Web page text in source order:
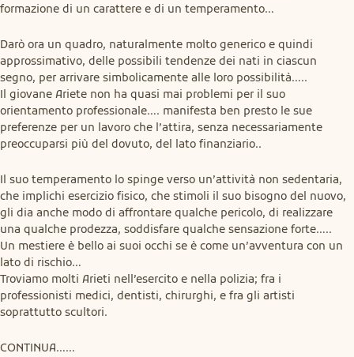
formazione di un carattere e di un temperamento…
Darò ora un quadro, naturalmente molto generico e quindi
approssimativo, delle possibili tendenze dei nati in ciascun
segno, per arrivare simbolicamente alle loro possibilità…..
Il giovane Ariete non ha quasi mai problemi per il suo
orientamento professionale…. manifesta ben presto le sue
preferenze per un lavoro che l’attira, senza necessariamente
preoccuparsi più del dovuto, del lato finanziario..
Il suo temperamento lo spinge verso un’attività non sedentaria,
che implichi esercizio fisico, che stimoli il suo bisogno del nuovo,
gli dia anche modo di affrontare qualche pericolo, di realizzare
una qualche prodezza, soddisfare qualche sensazione forte…..
Un mestiere è bello ai suoi occhi se è come un’avventura con un
lato di rischio…
Troviamo molti Arieti nell’esercito e nella polizia; fra i
professionisti medici, dentisti, chirurghi, e fra gli artisti
soprattutto scultori.
CONTINUA……